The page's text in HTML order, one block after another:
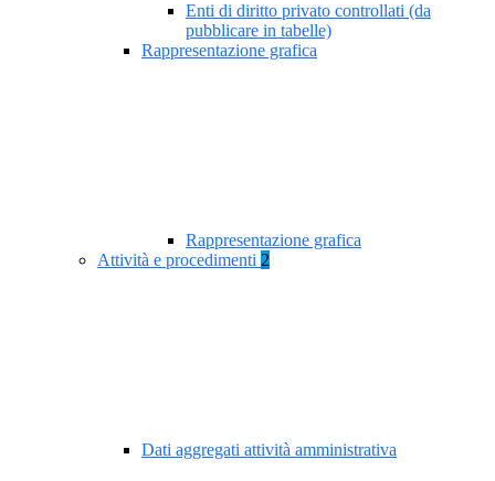
Enti di diritto privato controllati (da
pubblicare in tabelle)
Rappresentazione grafica
Rappresentazione grafica
Attività e procedimenti 2
Dati aggregati attività amministrativa